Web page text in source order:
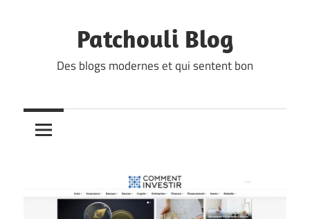
Patchouli Blog
Des blogs modernes et qui sentent bon